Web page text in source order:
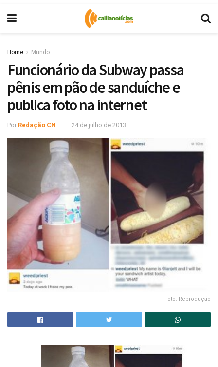
Home Mundo
Funcionário da Subway passa
pênis em pão de sanduíche e
publica foto na internet
Por Redação CN 24 de julho de 2013
Foto: Reprodução